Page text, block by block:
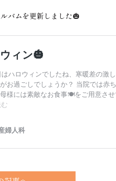
バムを更新しました🎃